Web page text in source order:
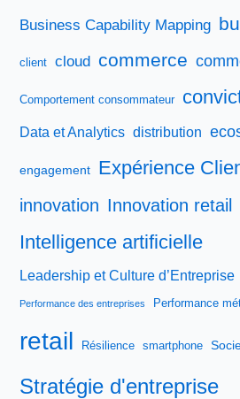
Business Capability Mapping
client cloud commerce
Comportement consommateur
Data et Analytics distribution
engagement Expérience
innovation Innovation retail
Intelligence artificielle
Leadership et Culture d’Entreprise
Performance des entreprises Performance
retail Résilience smartphone
Stratégie d'entreprise